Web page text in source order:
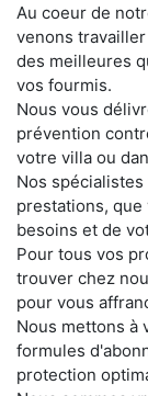
Au coeur de
venons
des meilleures
vos fourmis.
Nous vous
prévention
votre villa ou
Nos
prestations,
besoins et de
Pour tous vos
trouver chez
pour vous
Nous mettons à
formules
protection